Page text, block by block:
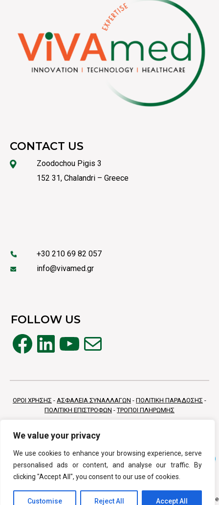
We value your privacy
We use cookies to enhance your browsing experience, serve
personalised ads or content, and analyse our traffic. By
clicking "Accept All", you consent to our use of cookies.
Customise Reject All Accept All
CONTACT US
Zoodochou Pigis 3
152 31, Chalandri – Greece
+30 210 69 82 057
info@vivamed.gr
FOLLOW US
Facebook
Linkedin
YouTube
Mail
ΟΡΟΙ ΧΡΗΣΗΣ - ΑΣΦΑΛΕΙΑ ΣΥΝΑΛΛΑΓΩΝ - ΠΟΛΙΤΙΚΗ ΠΑΡΑΔΟΣΗΣ -
ΠΟΛΙΤΙΚΗ ΕΠΙΣΤΡΟΦΩΝ -ΤΡΟΠΟΙ ΠΛΗΡΩΜΗΣ
Copyright © 2026 Vivamed All Rights